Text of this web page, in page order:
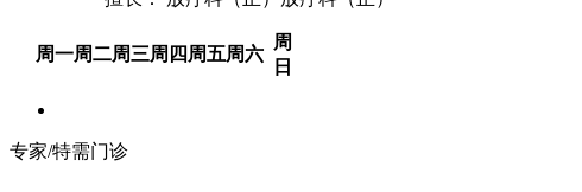
周一周二周三周四 周五周六
周
日
专家/特需门诊